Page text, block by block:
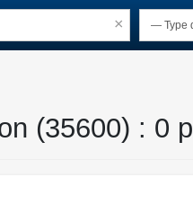
×
(35600) : 0